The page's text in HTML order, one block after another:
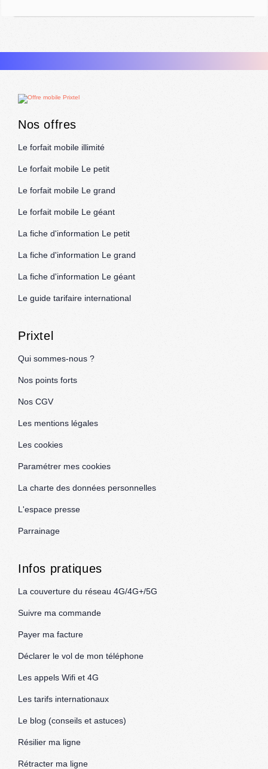
Nos offres
Le forfait mobile illimité
Le forfait mobile Le petit
Le forfait mobile Le grand
Le forfait mobile Le géant
La fiche d'information Le petit
La fiche d'information Le grand
La fiche d'information Le géant
Le guide tarifaire international
Prixtel
Qui sommes-nous ?
Nos points forts
Nos CGV
Les mentions légales
Les cookies
Paramétrer mes cookies
La charte des données personnelles
L'espace presse
Parrainage
Infos pratiques
La couverture du réseau 4G/4G+/5G
Suivre ma commande
Payer ma facture
Déclarer le vol de mon téléphone
Les appels Wifi et 4G
Les tarifs internationaux
Le blog (conseils et astuces)
Résilier ma ligne
Rétracter ma ligne